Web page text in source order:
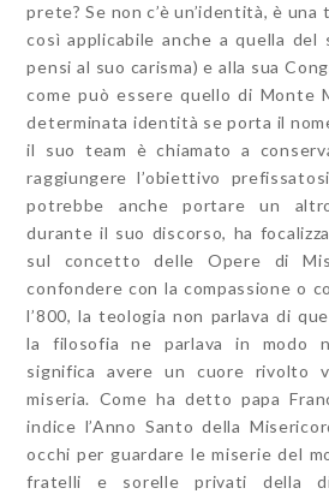
prete? Se non c’è un’identità, è
così applicabile anche a quella
pensi al suo carisma) e alla sua
come può essere quello di Monte
determinata identità se porta il
il suo team è chiamato a
raggiungere l’obiettivo
potrebbe anche portare un
durante il suo discorso, ha
sul concetto delle Opere di
confondere con la compassione o
l’800, la teologia non parlava di
la filosofia ne parlava in modo
significa avere un cuore rivolto
miseria. Come ha detto papa
indice l’Anno Santo della
occhi per guardare le miserie del
fratelli e sorelle privati della